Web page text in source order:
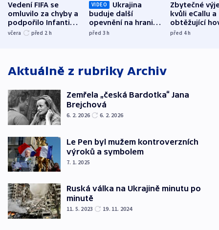
Vedení FIFA se
omluvilo za chyby a
podpořilo Infantina.
UEFA trvá na
včera před 2 h
VIDEO
Ukrajina
buduje další
opevnění na hranici
s Běloruskem
před 3h
Zbytečné
kvůli eCallu a
obtěžující
zdržují
před 4h
Aktuálně z rubriky Archiv
Zemřela „česká Bardotka“ Jana
Brejchová
6. 2. 2026 6. 2. 2026
Le Pen byl mužem kontroverzních
výroků a symbolem
7. 1. 2025
Ruská válka na Ukrajině minutu po
minutě
11. 5. 2023 19. 11. 2024